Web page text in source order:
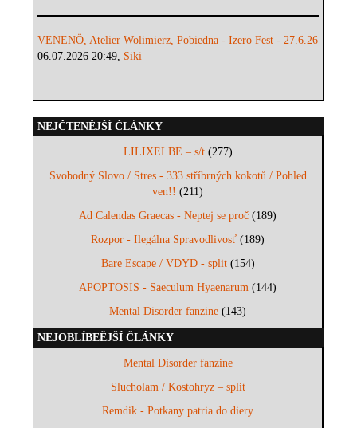
VENENÖ, Atelier Wolimierz, Pobiedna - Izero Fest - 27.6.26
06.07.2026 20:49, Siki
NEJČTENĚJŠÍ ČLÁNKY
LILIXELBE – s/t(277)
Svobodný Slovo / Stres - 333 stříbrných kokotů / Pohled
ven!! (211)
Ad Calendas Graecas - Neptej se proč (189)
Rozpor - Ilegálna Spravodlivosť (189)
Bare Escape / VDYD - split(154)
APOPTOSIS - Saeculum Hyaenarum (144)
Mental Disorder fanzine (143)
NEJOBLÍBEĚJŠÍ ČLÁNKY
Mental Disorder fanzine
Slucholam / Kostohryz – split
Remdik - Potkany patria do diery